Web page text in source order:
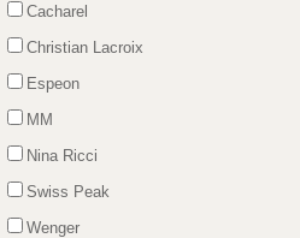
Cacharel
Christian Lacroix
Espeon
MM
Nina Ricci
Swiss Peak
Wenger